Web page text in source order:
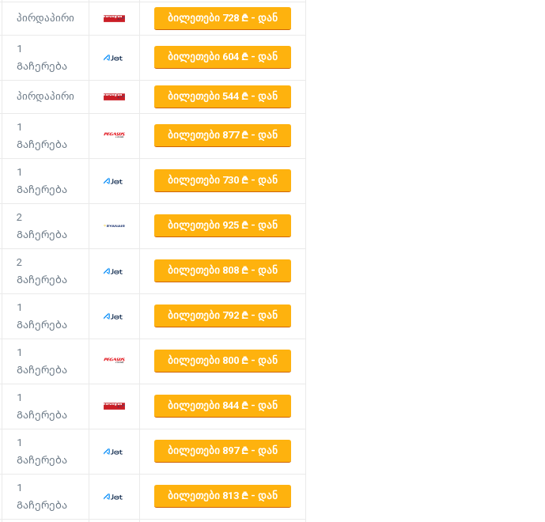
პირდაპირი ᲑᲘᲚᲔᲗᲔᲑᲘ 728 - ᲓᲐᲜ
1
Გაჩერება
ᲑᲘᲚᲔᲗᲔᲑᲘ 604 - ᲓᲐᲜ
პირდაპირი ᲑᲘᲚᲔᲗᲔᲑᲘ 544 - ᲓᲐᲜ
1
Გაჩერება
ᲑᲘᲚᲔᲗᲔᲑᲘ 877 - ᲓᲐᲜ
1
Გაჩერება
ᲑᲘᲚᲔᲗᲔᲑᲘ 730 - ᲓᲐᲜ
2
Გაჩერება
ᲑᲘᲚᲔᲗᲔᲑᲘ 925 - ᲓᲐᲜ
2
Გაჩერება
ᲑᲘᲚᲔᲗᲔᲑᲘ 808 - ᲓᲐᲜ
1
Გაჩერება
ᲑᲘᲚᲔᲗᲔᲑᲘ 792 - ᲓᲐᲜ
1
Გაჩერება
ᲑᲘᲚᲔᲗᲔᲑᲘ 800 - ᲓᲐᲜ
1
Გაჩერება
ᲑᲘᲚᲔᲗᲔᲑᲘ 844 - ᲓᲐᲜ
1
Გაჩერება
ᲑᲘᲚᲔᲗᲔᲑᲘ 897 - ᲓᲐᲜ
1
Გაჩერება
ᲑᲘᲚᲔᲗᲔᲑᲘ 813 - ᲓᲐᲜ